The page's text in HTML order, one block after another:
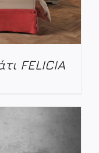
FELICIA